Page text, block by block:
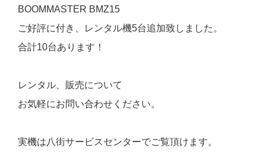
BOOMMASTER BMZ15
ご好評に付き、レンタル機5台追加致しました。
合計10台あります！
レンタル、販売について
お気軽にお問い合わせください。
実機は八街サービスセンターでご覧頂けます。